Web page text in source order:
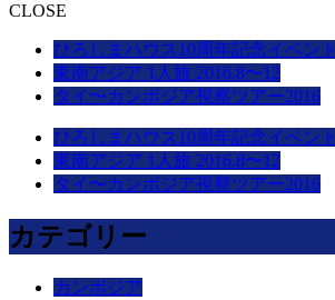
CLOSE
ひろしまハウス10周年記念イベント
東南アジア 1人旅 2016.8〜12
タイ〜カンボジア視察ツアー2016
ひろしまハウス10周年記念イベント
東南アジア 1人旅 2016.8〜12
タイ〜カンボジア視察ツアー2016
カテゴリー
カンボジア